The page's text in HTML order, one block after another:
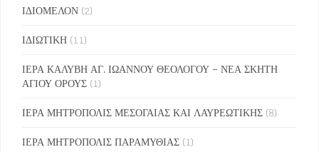
ΙΔΙΟΜΕΛΟΝ (2)
ΙΔΙΩΤΙΚΗ (11)
ΙΕΡΑ ΚΑΛΥΒΗ ΑΓ. ΙΩΑΝΝΟΥ ΘΕΟΛΟΓΟΥ – ΝΕΑ ΣΚΗΤΗ
ΑΓΙΟΥ ΟΡΟΥΣ (1)
ΙΕΡΑ ΜΗΤΡΟΠΟΛΙΣ ΜΕΣΟΓΑΙΑΣ ΚΑΙ ΛΑΥΡΕΩΤΙΚΗΣ (8)
ΙΕΡΑ ΜΗΤΡΟΠΟΛΙΣ ΠΑΡΑΜΥΘΙΑΣ (1)